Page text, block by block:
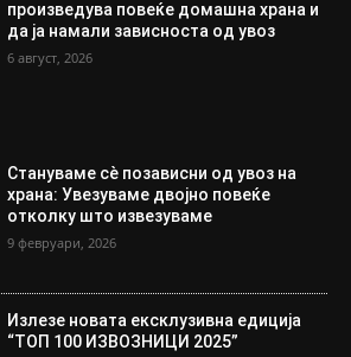
произведува повеќе домашна храна и
да ја намали зависноста од увоз
6 август, 2026
Стануваме сè позависни од увоз на
храна: Увезуваме двојно повеќе
отколку што извезуваме
9 февруари, 2026
Излезе новата ексклузивна едиција
“ТОП 100 ИЗВОЗНИЦИ 2025”